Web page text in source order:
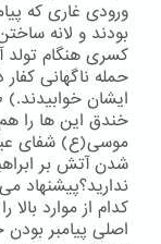
ورودی غاری که
بودند و لانه
کسری هنگام
حمله ناگهانی
ایشان
خندق این ها را
موسی(ع) شفای
شدن آتش بر
ندارید؟پیشنهاد
کدام از موارد بالا
اصلی پیامبر